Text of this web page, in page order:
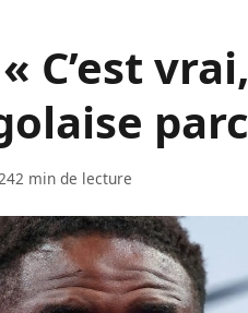
C’est
2 min de lecture